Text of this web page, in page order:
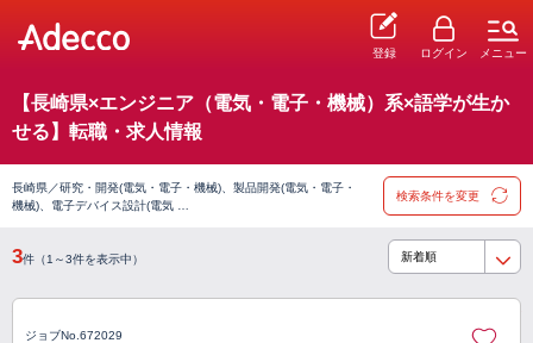
登録 ログイン メニュー
【長崎県×エンジニア（電気・電子・機械）系×語学が生か
せる】転職・求人情報
長崎県／研究・開発(電気・電子・機械)、製品開発(電気・電子・
機械)、電子デバイス設計(電気 …
検索条件を変更
3件（1～3件を表示中）
ジョブNo.672029